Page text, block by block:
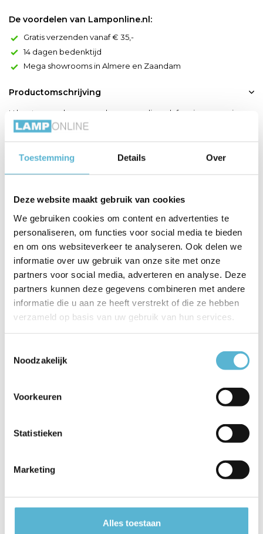
Toestemming Details Over
Deze website maakt gebruik van cookies
We gebruiken cookies om content en advertenties te
personaliseren, om functies voor social media te bieden
en om ons websiteverkeer te analyseren. Ook delen we
informatie over uw gebruik van onze site met onze
partners voor social media, adverteren en analyse. Deze
partners kunnen deze gegevens combineren met andere
informatie die u aan ze heeft verstrekt of die ze hebben
verzameld op basis van uw gebruik van hun services.
Noodzakelijk
Voorkeuren
Statistieken
Marketing
Alles toestaan
De voordelen van Lamponline.nl:
Gratis verzenden vanaf € 35,-
14 dagen bedenktijd
Mega showrooms in Almere en Zaandam
Productomschrijving
U bent op zoek naar een hoogwaardige plafonniere voorzien
van de laatste LED techniek en met een tijdloos design? Dan is
de Brice LED rond van Lucide absoluut de juiste keuze voor in
uw woonkamer, keuken, hal of toilet. Laten we beginnen met
Toon meer
Productspecificaties
EAN 5411212281227
Leverancier Lucide
Toon meer
Reviews
Schrijf je eigen review